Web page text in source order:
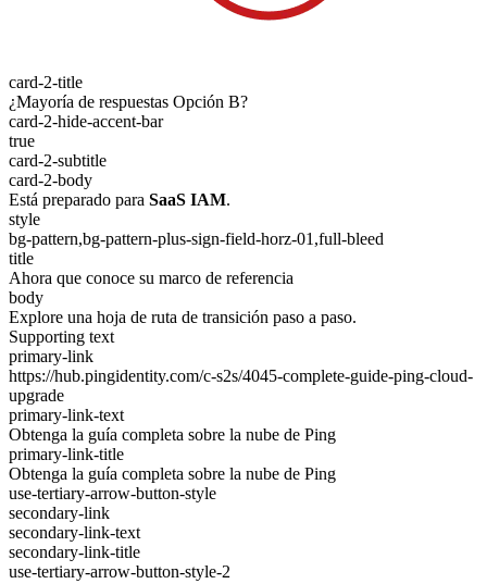
card-2-title
¿Mayoría de respuestas Opción B?
card-2-hide-accent-bar
true
card-2-subtitle
card-2-body
Está preparado para SaaS IAM.
style
bg-pattern,bg-pattern-plus-sign-field-horz-01,full-bleed
title
Ahora que conoce su marco de referencia
body
Explore una hoja de ruta de transición paso a paso.
Supporting text
primary-link
https://hub.pingidentity.com/c-s2s/4045-complete-guide-ping-cloud-
upgrade
primary-link-text
Obtenga la guía completa sobre la nube de Ping
primary-link-title
Obtenga la guía completa sobre la nube de Ping
use-tertiary-arrow-button-style
secondary-link
secondary-link-text
secondary-link-title
use-tertiary-arrow-button-style-2